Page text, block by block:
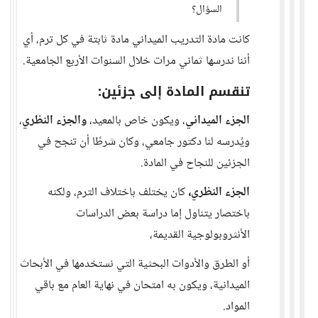
السؤال؟
كانت مادة التدريب الميداني مادة ثابتة في كل ترم، أي
أننا ندرسها ثماني مرات خلال السنوات الأربع الجامعية.
تنقسم المادة إلى جزئين:
الجزء الميداني، ويكون خاص بالمعيد،والجزء النظري،
ويُدرسه لنا دكتور جامعي، وكان شرطًا أن تنجح في
الجزئين للنجاح في المادة.
الجزء النظري،كان يختلف باختلاف الترم، ولكنه
باختصار يتناول إما دراسة بعض الدراسات
الأنثروبولوجية القديمة،
أو الطرق والأدوات البحثية التي نستخدمها في الأبحاث
الميدانية، ويكون به امتحان في نهاية العام مع باقي
المواد.